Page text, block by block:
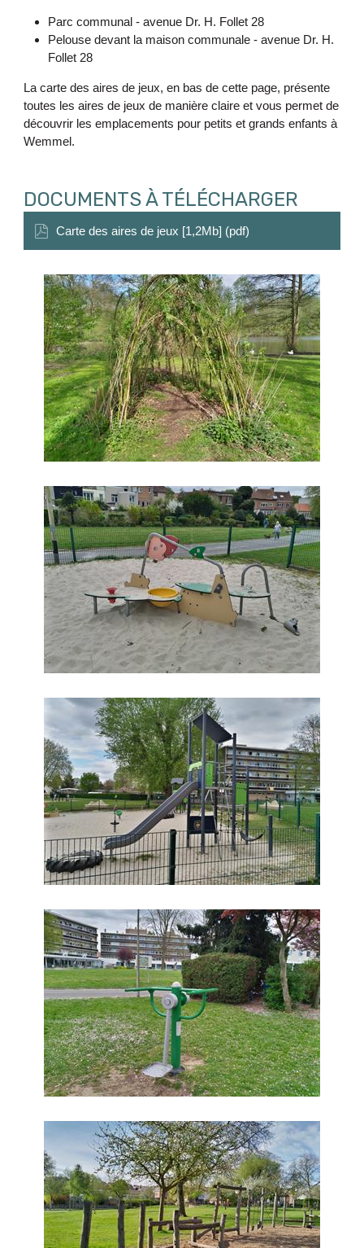
Parc communal - avenue Dr. H. Follet 28
Pelouse devant la maison communale - avenue Dr. H.
Follet 28
La carte des aires de jeux, en bas de cette page, présente
toutes les aires de jeux de manière claire et vous permet de
découvrir les emplacements pour petits et grands enfants à
Wemmel.
DOCUMENTS À TÉLÉCHARGER
Carte des aires de jeux [1,2Mb] (pdf)